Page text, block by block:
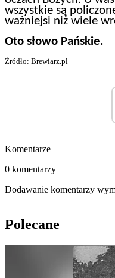
wszystkie są
ważniejsi niż wiele
Oto słowo Pańskie.
Źródło: Brewiarz.pl
Komentarze
0 komentarzy
Dodawanie komentarzy
Polecane